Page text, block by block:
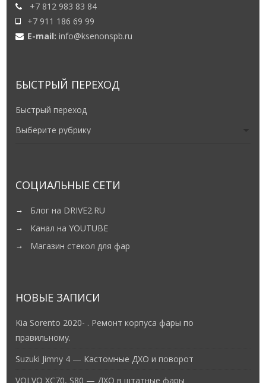
+7 812 983 83 84
+7 911 186 69 99
E-mail:info@ksenonspb.ru
БЫСТРЫЙ ПЕРЕХОД
Быстрый переход
СОЦИАЛЬНЫЕ СЕТИ
Блог на DRIVE2.RU
Канал на YOUTUBE
Магазин стекол для фар
НОВЫЕ ЗАПИСИ
Kia Sorento 2020- . Ремонт корпуса фары по
правильному.
Suzuki Jimny 4 — Кастомные ДХО и поворот
VOLVO XC70, S80 — ДХО в штатные фары